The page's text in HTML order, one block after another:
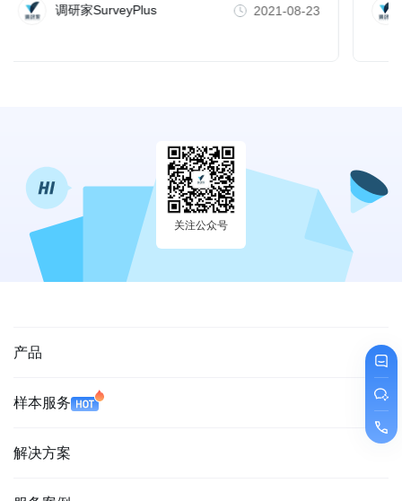
2021-08-23
化方法。调研家SurveyPlus
关注公众号
产品
样本服务
解决方案